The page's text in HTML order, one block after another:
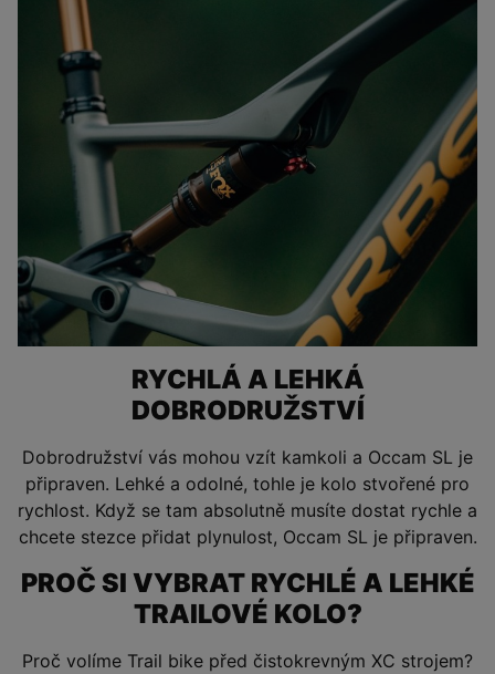
RYCHLÁ A LEHKÁ
DOBRODRUŽSTVÍ
Dobrodružství vás mohou vzít kamkoli a Occam SL je
připraven. Lehké a odolné, tohle je kolo stvořené pro
rychlost. Když se tam absolutně musíte dostat rychle a
chcete stezce přidat plynulost, Occam SL je připraven.
PROČ SI VYBRAT RYCHLÉ A LEHKÉ
TRAILOVÉ KOLO?
Proč volíme Trail bike před čistokrevným XC strojem?